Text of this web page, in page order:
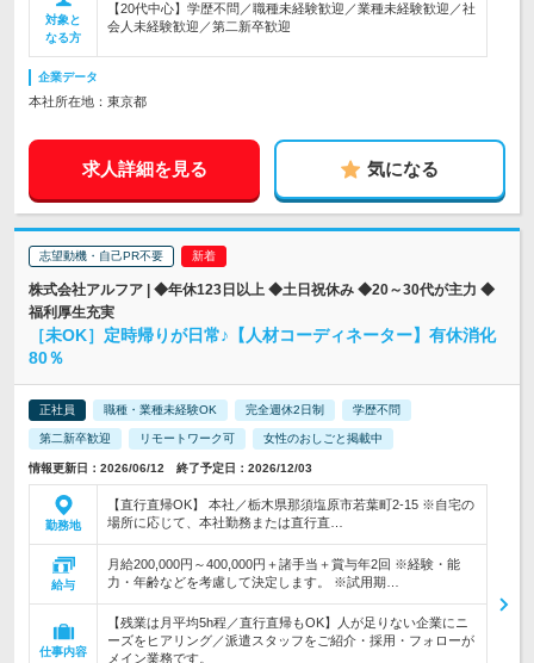
対象と
なる方
【20代中心】学歴不問／職種未経験歓迎／業種未経験歓迎／社
会人未経験歓迎／第二新卒歓迎
企業データ
本社所在地：東京都
求人詳細を見る 気になる
志望動機・自己PR不要
株式会社アルフア | ◆年休123日以上 ◆土日祝休み ◆20～30代が主力 ◆
福利厚生充実
［未OK］定時帰りが日常♪【人材コーディネーター】有休消化
80％
正社員 職種・業種未経験OK 完全週休2日制 学歴不問
第二新卒歓迎 リモートワーク可 女性のおしごと掲載中
情報更新日：2026/06/12 終了予定日：2026/12/03
勤務地
【直行直帰OK】 本社／栃木県那須塩原市若葉町2-15 ※自宅の
場所に応じて、本社勤務または直行直…
給与
月給200,000円～400,000円＋諸手当＋賞与年2回 ※経験・能
力・年齢などを考慮して決定します。 ※試用期…
仕事内容
【残業は月平均5h程／直行直帰もOK】人が足りない企業にニ
ーズをヒアリング／派遣スタッフをご紹介・採用・フォローが
メイン業務です。